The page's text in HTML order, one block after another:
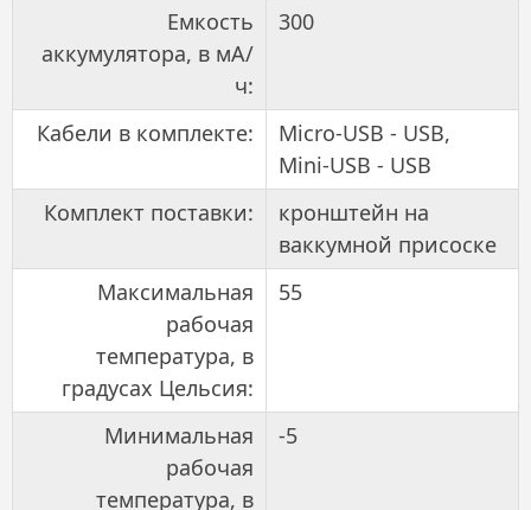
Емкость
аккумулятора, в мА/
ч:
300
Кабели в комплекте:
Micro-USB - USB,
Mini-USB - USB
Комплект поставки:
кронштейн на
ваккумной присоске
Максимальная
рабочая
температура, в
градусах Цельсия:
55
Минимальная
рабочая
температура, в
-5